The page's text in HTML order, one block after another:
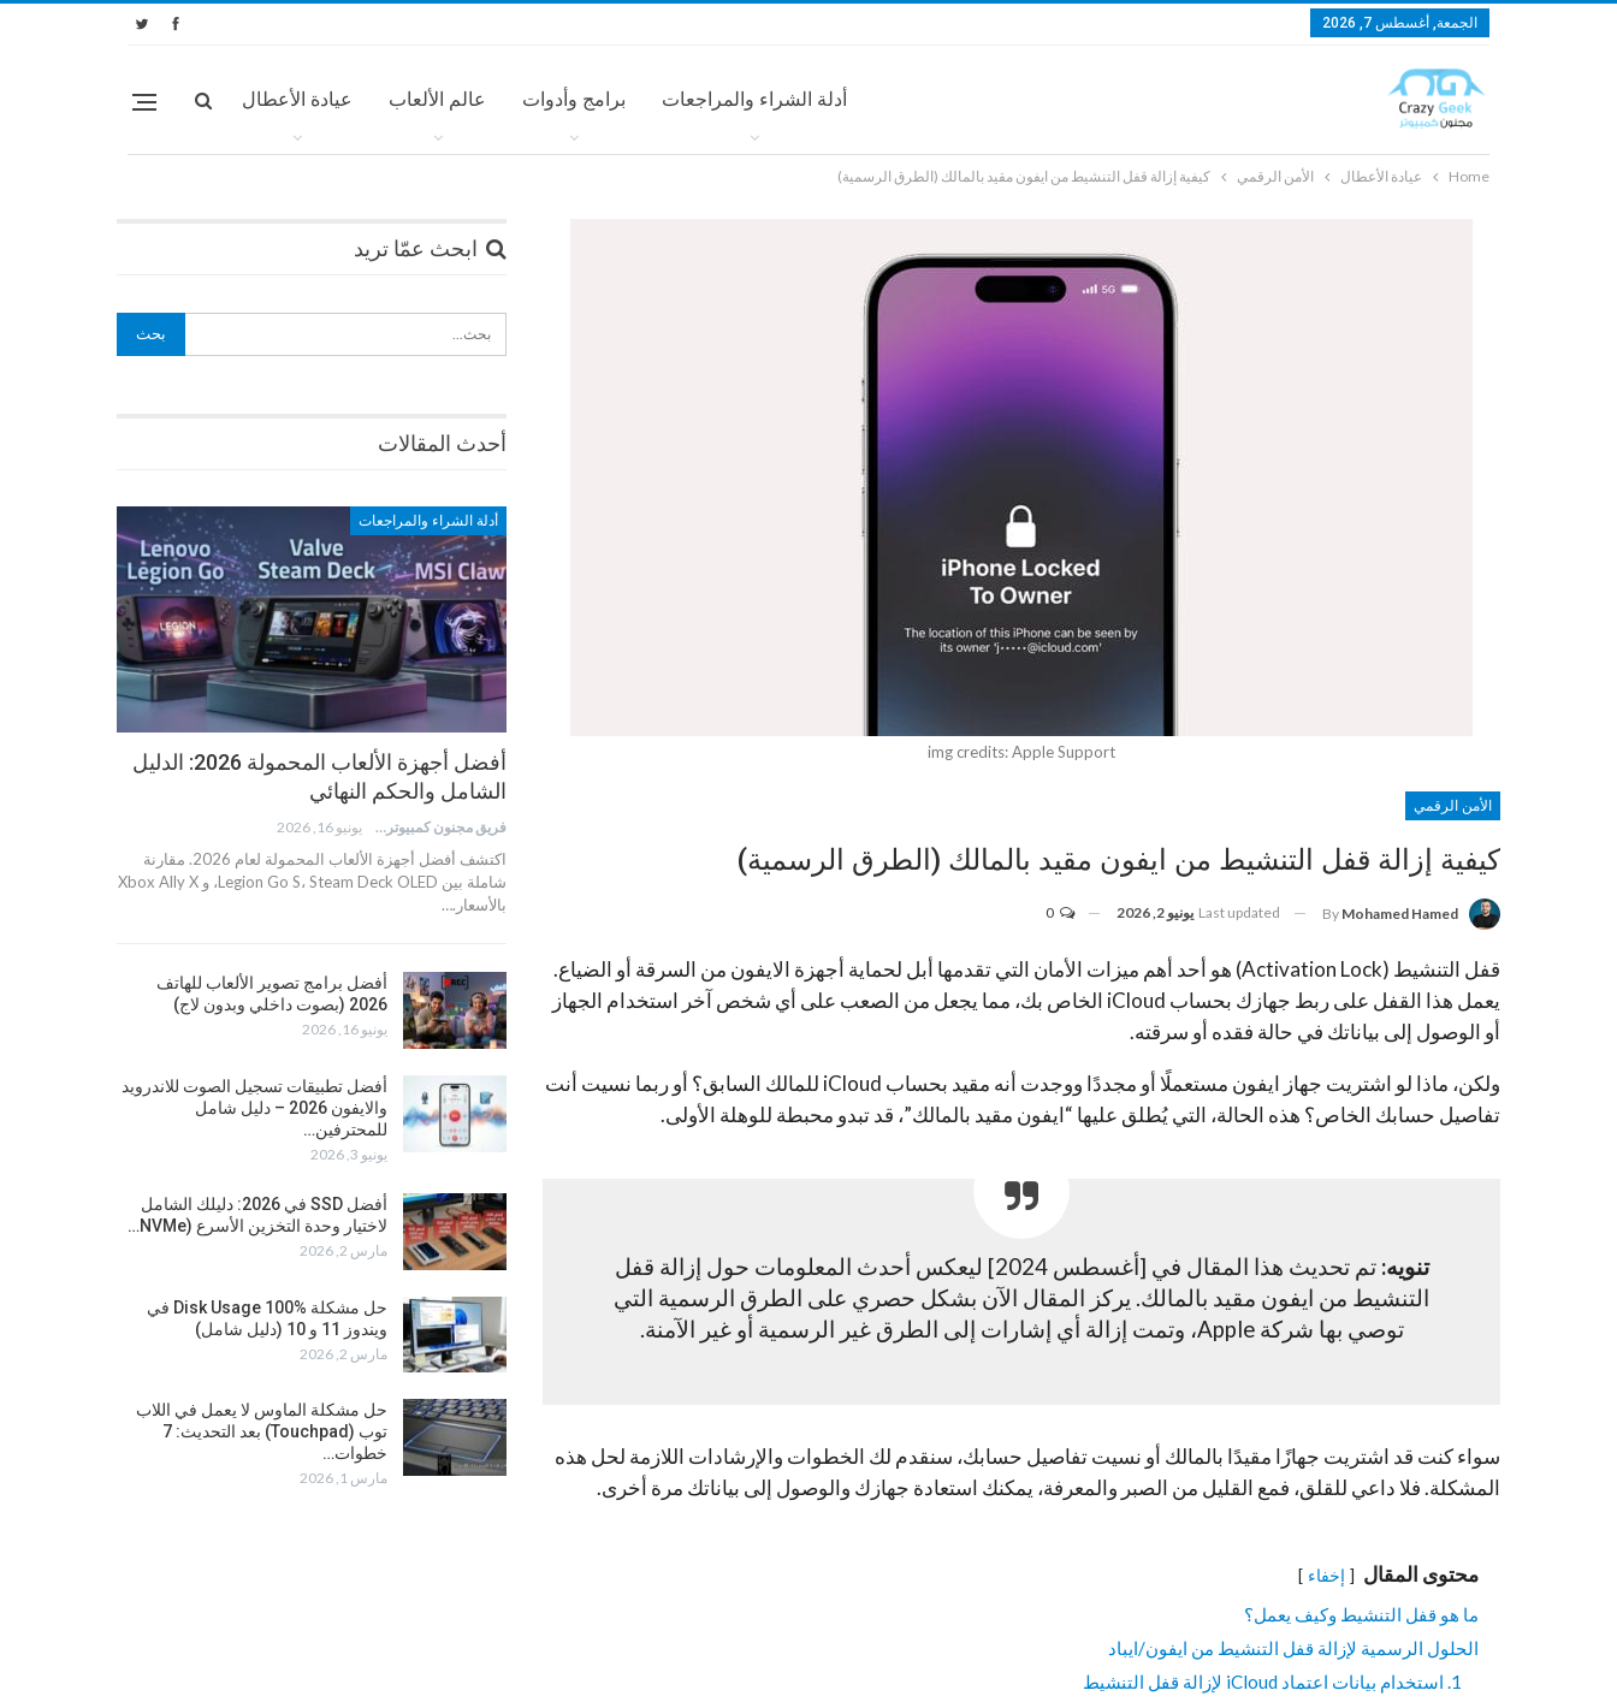
الجمعة, أغسطس 7, 2026
أدلة الشراء والمراجعات برامج وأدوات عالم الألعاب عيادة الأعطال
Home عيادة الأعطال الأمن الرقمي كيفية إزالة قفل التنشيط من ايفون مقيد بالمالك (الطرق الرسمية)
img credits: Apple Support
الأمن الرقمي
كيفية إزالة قفل التنشيط من ايفون مقيد بالمالك (الطرق الرسمية)
By Mohamed Hamed
Last updated يونيو 2, 2026
قفل التنشيط (Activation Lock) هو أحد أهم ميزات الأمان التي تقدمها أبل لحماية أجهزة الايفون من السرقة أو الضياع.
يعمل هذا القفل على ربط جهازك بحساب iCloud الخاص بك، مما يجعل من الصعب على أي شخص آخر استخدام الجهاز
أو الوصول إلى بياناتك في حالة فقده أو سرقته.
ولكن، ماذا لو اشتريت جهاز ايفون مستعملًا أو مجددًا ووجدت أنه مقيد بحساب iCloud للمالك السابق؟ أو ربما نسيت أنت
تفاصيل حسابك الخاص؟ هذه الحالة، التي يُطلق عليها “ايفون مقيد بالمالك”، قد تبدو محبطة للوهلة الأولى.
تنويه:
تم تحديث هذا المقال في [أغسطس 2024] ليعكس أحدث المعلومات حول إزالة قفل
التنشيط من ايفون مقيد بالمالك. يركز المقال الآن بشكل حصري على الطرق الرسمية التي
توصي بها شركة Apple، وتمت إزالة أي إشارات إلى الطرق غير الرسمية أو غير الآمنة.
سواء كنت قد اشتريت جهازًا مقيدًا بالمالك أو نسيت تفاصيل حسابك، سنقدم لك الخطوات والإرشادات اللازمة لحل هذه
المشكلة. فلا داعي للقلق، فمع القليل من الصبر والمعرفة، يمكنك استعادة جهازك والوصول إلى بياناتك مرة أخرى.
محتوى المقال إخفاء
ما هو قفل التنشيط وكيف يعمل؟
الحلول الرسمية لإزالة قفل التنشيط من ايفون/ايباد
1. استخدام بيانات اعتماد iCloud لإزالة قفل التنشيط
ابحث عمّا تريد
أحدث المقالات
أدلة الشراء والمراجعات
أفضل أجهزة الألعاب المحمولة 2026: الدليل
الشامل والحكم النهائي
فريق مجنون كمبيوتر يونيو 16, 2026
اكتشف أفضل أجهزة الألعاب المحمولة لعام 2026. مقارنة
شاملة بين Legion Go S، Steam Deck OLED، و Xbox Ally X
بالأسعار.…
أفضل برامج تصوير الألعاب للهاتف
2026 (بصوت داخلي وبدون لاج)
يونيو 16, 2026
أفضل تطبيقات تسجيل الصوت للاندرويد
والايفون 2026 – دليل شامل
للمحترفين…
يونيو 3, 2026
أفضل SSD في 2026: دليلك الشامل
لاختيار وحدة التخزين الأسرع (NVMe…
مارس 2, 2026
حل مشكلة Disk Usage 100% في
ويندوز 11 و 10 (دليل شامل)
مارس 2, 2026
حل مشكلة الماوس لا يعمل في اللاب
توب (Touchpad) بعد التحديث: 7
خطوات…
مارس 1, 2026